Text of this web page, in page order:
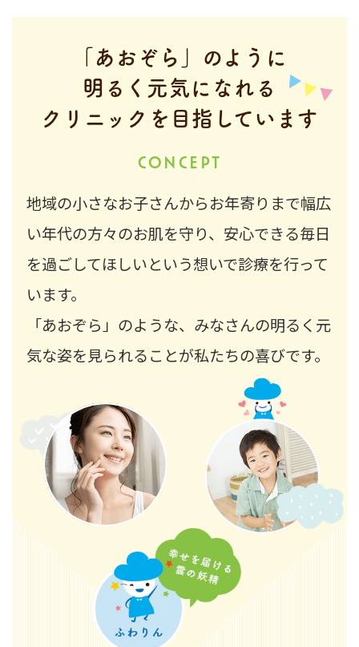
GWは通常通り診療いたします
「あおぞら」のように
明るく元気になれる
クリニックを目指しています
CONCEPT
地域の小さなお子さんからお年寄りまで幅広
い年代の方々のお肌を守り、 安心できる毎日
を過ごしてほしいという想いで診療を行って
います。
「あおぞら」のような、 みなさんの明るく元
気な姿を見られることが私たちの喜びです。